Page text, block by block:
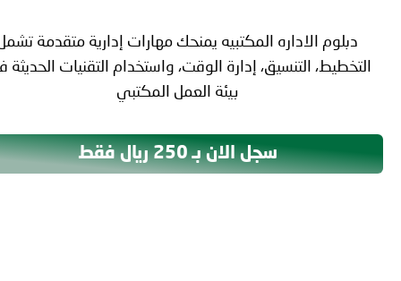
دبلوم الاداره المكتبيه يمنحك مهارات إدارية متقدمة
التخطيط، التنسيق، إدارة الوقت، واستخدام التقنيات
بيئة العمل المكتبي
سجل الان بـ 250 ريال فقط